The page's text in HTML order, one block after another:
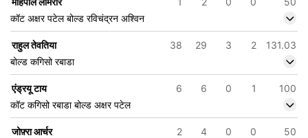
कॉट अक्षर पटेल बोल्ड रविचंद्रन अश्विन
राहुल तेवतिया 38 29 3 2
131.03
बोल्ड कगिसो रबाडा
एंड्रयू टाय 6 6 0 1
100
कॉट कगिसो रबाडा बोल्ड अक्षर पटेल
जोफ़्रा आर्चर 2 4 0 0
50